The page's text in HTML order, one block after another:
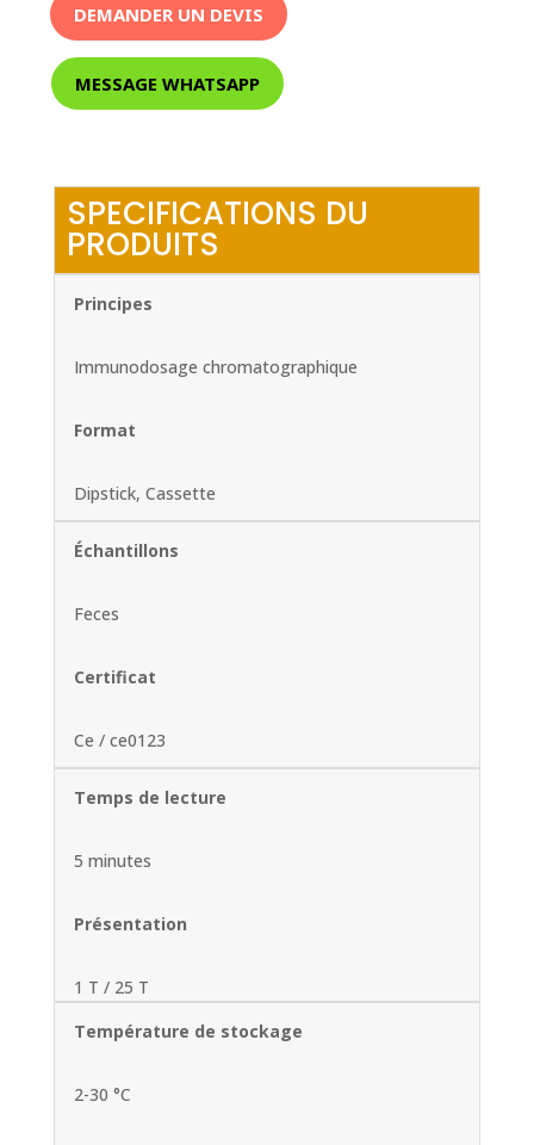
DEMANDER UN DEVIS
MESSAGE WHATSAPP
SPECIFICATIONS DU
PRODUITS
Principes
Immunodosage chromatographique
Format
Dipstick, Cassette
Échantillons
Feces
Certificat
Ce / ce0123
Temps de lecture
5 minutes
Présentation
1 T / 25 T
Température de stockage
2-30 °C